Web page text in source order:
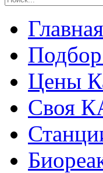
Главная
Цены
Своя